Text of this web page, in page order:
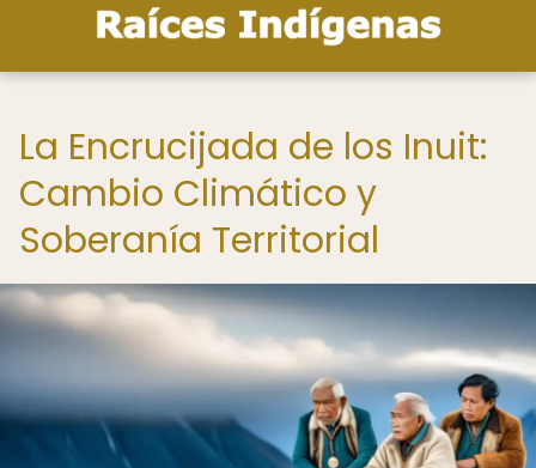
La Encrucijada de los Inuit:
Cambio Climático y
Soberanía Territorial